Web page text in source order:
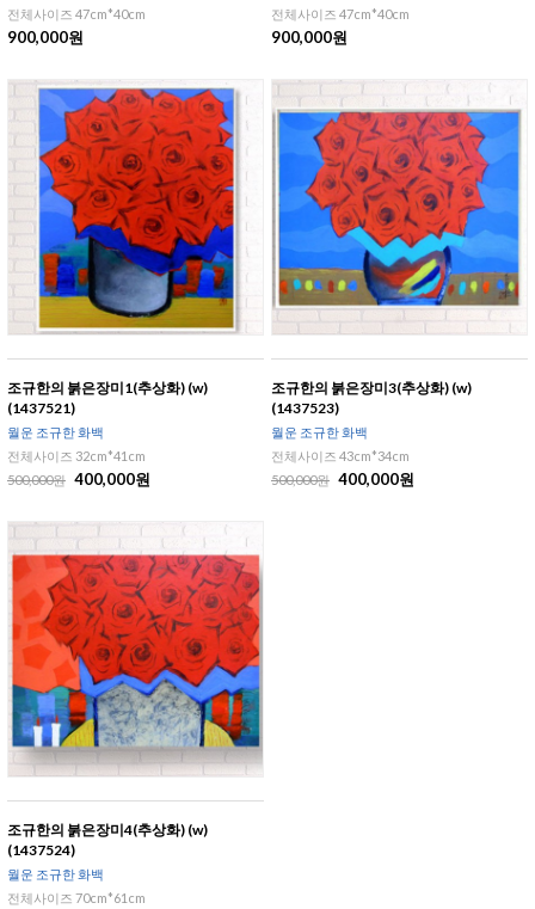
전체사이즈 47cm*40cm
900,000원
전체사이즈 47cm*40cm
900,000원
조규한의 붉은장미1(추상화) (w)
(1437521)
월운 조규한 화백
전체사이즈 32cm*41cm
500,000원 400,000원
조규한의 붉은장미3(추상화) (w)
(1437523)
월운 조규한 화백
전체사이즈 43cm*34cm
500,000원 400,000원
조규한의 붉은장미4(추상화) (w)
(1437524)
월운 조규한 화백
전체사이즈 70cm*61cm